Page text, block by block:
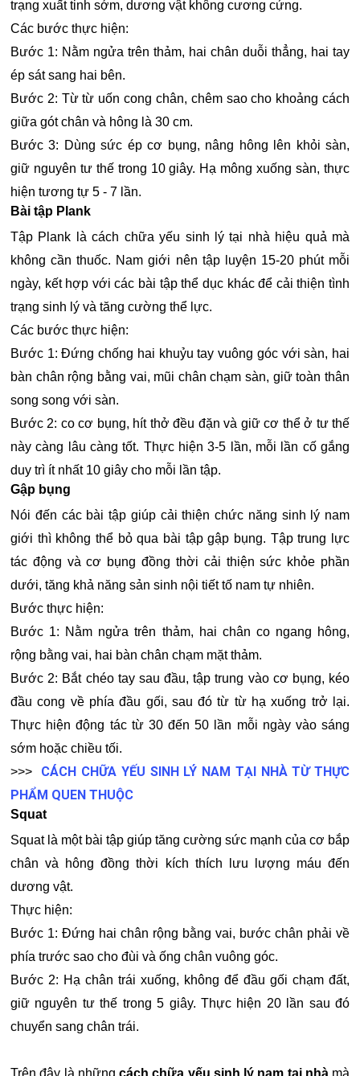
trạng xuất tinh sớm, dương vật không cương cứng.
Các bước thực hiện:
Bước 1: Nằm ngửa trên thảm, hai chân duỗi thẳng, hai tay
ép sát sang hai bên.
Bước 2: Từ từ uốn cong chân, chêm sao cho khoảng cách
giữa gót chân và hông là 30 cm.
Bước 3: Dùng sức ép cơ bụng, nâng hông lên khỏi sàn,
giữ nguyên tư thế trong 10 giây. Hạ mông xuống sàn, thực
hiện tương tự 5 - 7 lần.
Bài tập Plank
Tập Plank là cách chữa yếu sinh lý tại nhà hiệu quả mà
không cần thuốc. Nam giới nên tập luyện 15-20 phút mỗi
ngày, kết hợp với các bài tập thể dục khác để cải thiện tình
trạng sinh lý và tăng cường thể lực.
Các bước thực hiện:
Bước 1: Đứng chống hai khuỷu tay vuông góc với sàn, hai
bàn chân rộng bằng vai, mũi chân chạm sàn, giữ toàn thân
song song với sàn.
Bước 2: co cơ bụng, hít thở đều đặn và giữ cơ thể ở tư thế
này càng lâu càng tốt. Thực hiện 3-5 lần, mỗi lần cố gắng
duy trì ít nhất 10 giây cho mỗi lần tập.
Gập bụng
Nói đến các bài tập giúp cải thiện chức năng sinh lý nam
giới thì không thể bỏ qua bài tập gập bụng. Tập trung lực
tác động và cơ bụng đồng thời cải thiện sức khỏe phần
dưới, tăng khả năng sản sinh nội tiết tố nam tự nhiên.
Bước thực hiện:
Bước 1: Nằm ngửa trên thảm, hai chân co ngang hông,
rộng bằng vai, hai bàn chân chạm mặt thảm.
Bước 2: Bắt chéo tay sau đầu, tập trung vào cơ bụng, kéo
đầu cong về phía đầu gối, sau đó từ từ hạ xuống trở lại.
Thực hiện động tác từ 30 đến 50 lần mỗi ngày vào sáng
sớm hoặc chiều tối.
>>> CÁCH CHỮA YẾU SINH LÝ NAM TẠI NHÀ TỪ THỰC
PHẨM QUEN THUỘC
Squat
Squat là một bài tập giúp tăng cường sức mạnh của cơ bắp
chân và hông đồng thời kích thích lưu lượng máu đến
dương vật.
Thực hiện:
Bước 1: Đứng hai chân rộng bằng vai, bước chân phải về
phía trước sao cho đùi và ống chân vuông góc.
Bước 2: Hạ chân trái xuống, không để đầu gối chạm đất,
giữ nguyên tư thế trong 5 giây. Thực hiện 20 lần sau đó
chuyển sang chân trái.